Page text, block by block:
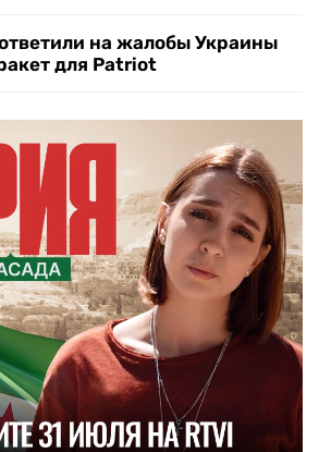
на жалобы Украины
для Patriot